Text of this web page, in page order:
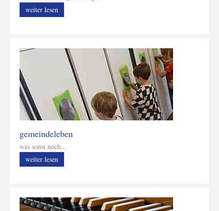
weiter lesen
gemeindeleben
was sonst noch...
weiter lesen